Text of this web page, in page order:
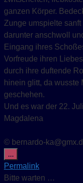
ganzen Körper.
Zunge umspielte
darunter anschwoll
Eingang ihres
Vorfreude ihren
durch ihre duftende
hinein glitt, da wusste
geschehen.
Und es war der 22.
Magdalena
© bernardo-
...
Permalink
Bitte warten …